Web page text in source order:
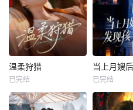
温柔狩猎
已完结 已完结